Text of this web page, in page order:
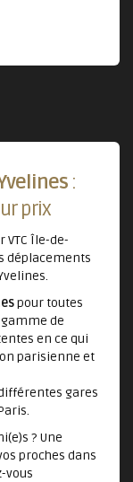
:
prix
Île-de-
déplacements
pour toutes
de
en ce qui
parisienne et
gares
? Une
proches dans
vous